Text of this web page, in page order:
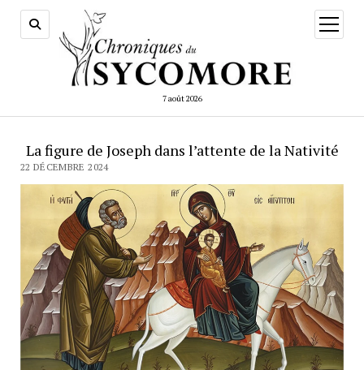
7 août 2026
ouvrir
menu
La figure de Joseph dans l’attente de la Nativité
22 DÉCEMBRE 2024